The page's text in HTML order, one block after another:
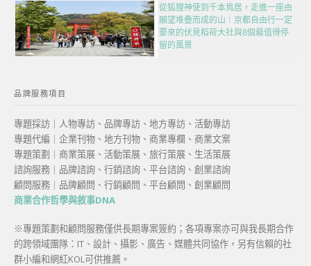
從狐狸神使到千本鳥居，走進一座由
願望堆疊而成的山｜京都自由行一定
要來的伏見稻荷大社與8個最值得停
留的風景
品牌服務項目
專題採訪｜人物專訪、品牌專訪、地方專訪、活動專訪
專題代編｜企業刊物、地方刊物、商業專欄、商業文案
專題策劃｜商業策展、活動策展、旅行策展、生活策展
諮詢服務｜品牌諮詢、行銷諮詢、平台諮詢、創業諮詢
顧問服務｜品牌顧問、行銷顧問、平台顧問、創業顧問
商業合作哲學與敘事DNA
※專題策劃和顧問服務僅供長期專案簽約；各項專案亦可與我長期合作
的跨領域團隊：IT、設計、攝影、廣告、媒體共同協作，另有信賴的社
群小編和網紅KOL可供推薦。